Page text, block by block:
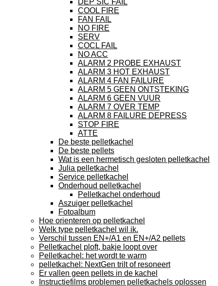
DEP SIC FAIL
COOL FIRE
FAN FAIL
NO FIRE
SERV
COCL FAIL
NO ACC
ALARM 2 PROBE EXHAUST
ALARM 3 HOT EXHAUST
ALARM 4 FAN FAILURE
ALARM 5 GEEN ONTSTEKING
ALARM 6 GEEN VUUR
ALARM 7 OVER TEMP
ALARM 8 FAILURE DEPRESS
STOP FIRE
ATTE
De beste pelletkachel
De beste pellets
Wat is een hermetisch gesloten pelletkachel
Julia pelletkachel
Service pelletkachel
Onderhoud pelletkachel
Pelletkachel onderhoud
Aszuiger pelletkachel
Fotoalbum
Hoe orienteren op pelletkachel
Welk type pelletkachel wil ik.
Verschil tussen EN+/A1 en EN+/A2 pellets
Pelletkachel ploft, bakje loopt over
Pelletkachel: het wordt te warm
pelletkachel: NextGen trilt of resoneert
Er vallen geen pellets in de kachel
Instructiefilms problemen pelletkachels oplossen